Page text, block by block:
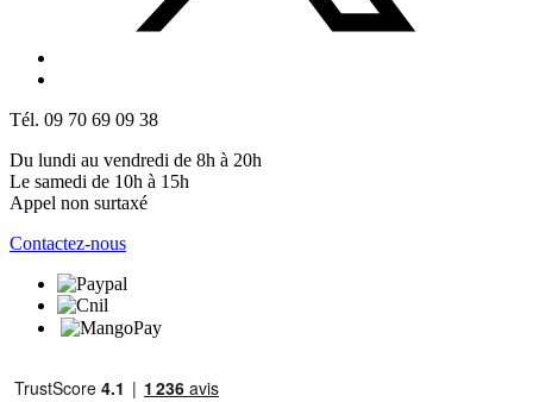
Tél. 09 70 69 09 38
Du lundi au vendredi de 8h à 20h
Le samedi de 10h à 15h
Appel non surtaxé
Contactez-nous